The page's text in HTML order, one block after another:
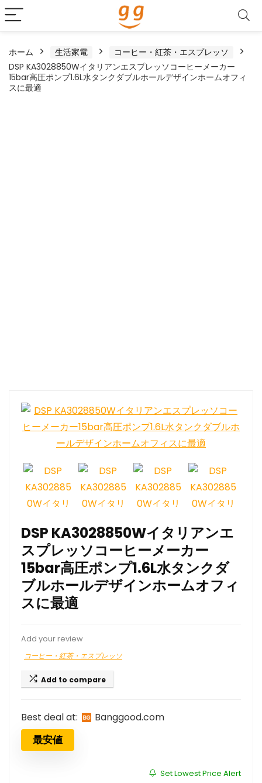
ホーム 生活家電
コーヒー・紅茶・エスプレッソ
DSP KA3028850Wイタリアンエスプレッソコーヒーメーカー
15bar高圧ポンプ1.6L水タンクダブルホールデザインホームオフィ
スに最適
DSP KA3028850Wイタリアンエ
スプレッソコーヒーメーカー
15bar高圧ポンプ1.6L水タンクダ
ブルホールデザインホームオフィ
スに最適
Add your review
コーヒー・紅茶・エスプレッソ
Add to compare
Best deal at: banggood.com
最安値
Set Lowest Price Alert